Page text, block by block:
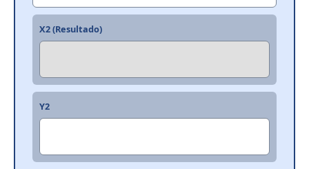
X2 (Resultado)
Y2